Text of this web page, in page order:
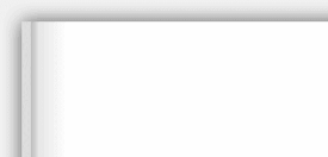
Перейти к основному содержанию
Перейти к нижнему колонтитулу